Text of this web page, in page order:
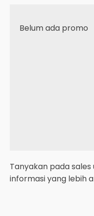
Belum ada promo
Tanyakan pada
informasi yang lebih